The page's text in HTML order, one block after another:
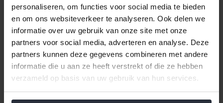
personaliseren, om functies voor social media te bieden
en om ons websiteverkeer te analyseren. Ook delen we
informatie over uw gebruik van onze site met onze
partners voor social media, adverteren en analyse. Deze
partners kunnen deze gegevens combineren met andere
informatie die u aan ze heeft verstrekt of die ze hebben
verzameld op basis van uw gebruik van hun services.
Beschikbaarheid:
Op voorraad
Levertijd:
1-3 werkdagen
Informatie
Boerenbont 9 dlg Theeservies
Klik hier voor de volledige collectie van Boerenbont.
Bestaat uit: